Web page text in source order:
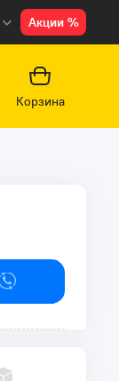
Акции %
Корзина